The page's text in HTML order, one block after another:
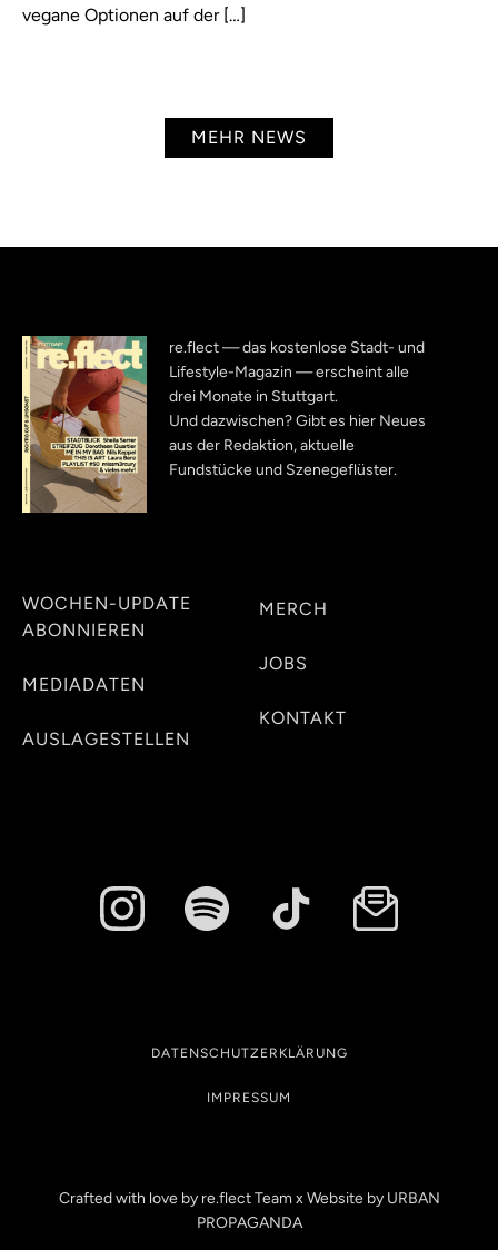
vegane Optionen auf der […]
MEHR NEWS
re.flect — das kostenlose Stadt- und
Lifestyle-Magazin — erscheint alle
drei Monate in Stuttgart.
Und dazwischen? Gibt es hier Neues
aus der Redaktion, aktuelle
Fundstücke und Szenegeflüster.
WOCHEN-UPDATE
ABONNIEREN
MEDIADATEN
AUSLAGESTELLEN
MERCH
JOBS
KONTAKT
DATENSCHUTZERKLÄRUNG
IMPRESSUM
Crafted with love by re.flect Team x Website by URBAN
PROPAGANDA